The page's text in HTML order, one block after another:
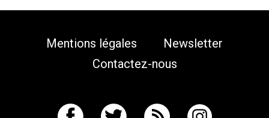
Mentions légales
Newsletter
Contactez-nous